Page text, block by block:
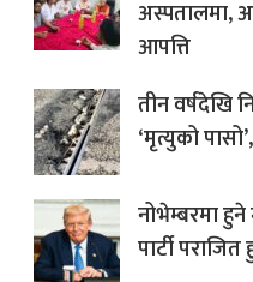
अस्पतालमा,
आपत्ति
तीन वर्षदेखि
‘मृत्युको
नोभेम्बरमा हुने
पार्टी